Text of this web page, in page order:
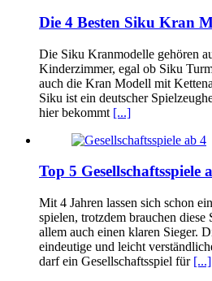
Die 4 Besten Siku Kran
Die Siku Kranmodelle gehören
Kinderzimmer, egal ob Siku
auch die Kran Modell mit
Siku ist ein deutscher
hier bekommt [...]
Top 5 Gesellschaftsspiele
Mit 4 Jahren lassen sich schon
spielen, trotzdem brauchen
allem auch einen klaren Sieger.
eindeutige und leicht
darf ein Gesellschaftsspiel für [...]